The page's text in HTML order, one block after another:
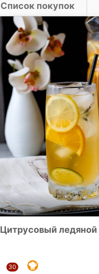
Список покупок
Цитрусовый ледяной